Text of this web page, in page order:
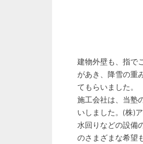
建物外壁も、指で
があき、降雪の重
てもらいました。
施工会社は、当塾
いしました。(株)
水回りなどの設備
のさまざまな希望